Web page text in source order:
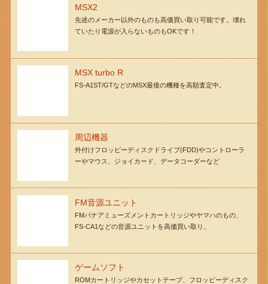
MSX2
先述のメーカー以外のものも高価買い取り可能です。壊れ
ていたり電源が入らないものもOKです！
MSX turbo R
FS-A1ST/GTなどのMSX最後の機種を高額査定中。
周辺機器
外付けフロッピーディスクドライブ(FDD)やコントローラ
ーやマウス、ジョイカード、データコーダーなど
FM音源ユニット
FMパナアミューズメントカートリッジやヤマハのもの、
FS-CA1などの音源ユニットを高価買い取り。
ゲームソフト
ROMカートリッジやカセットテープ、フロッピーディスク